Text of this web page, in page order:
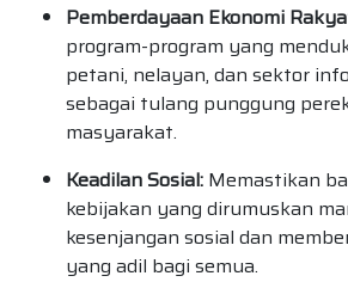
Pemberdayaan Ekonomi
program-program yang
petani, nelayan, dan sektor
sebagai tulang punggung
masyarakat.
Keadilan Sosial: Memastikan
kebijakan yang dirumuskan
kesenjangan sosial dan
yang adil bagi semua.